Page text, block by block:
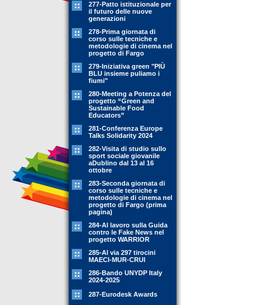
277-Patto istituzionale per
il futuro delle nuove
generazioni
278-Prima giornata di
corso sulle tecniche e
metodologie di cinema nel
progetto di Fargo
279-Iniziativa green "PIÙ
BLU insieme puliamo i
fiumi"
280-Meeting a Potenza del
progetto “Green and
Sustainable Food
Educators”
281-Conferenza Europe
Talks Solidarity 2024
282-Visita di studio sullo
sport sociale giovanile
aDublino dal 13 al 16
ottobre
283-Seconda giornata di
corso sulle tecniche e
metodologie di cinema nel
progetto di Fargo (prima
pagina)
284-Al lavoro sulla Guida
contro le Fake News nel
progetto WARRIOR
285-Al via 297 tirocini
MAECI-MUR-CRUI
286-Bando UNYDP Italy
2024-2025
287-Eurodesk Awards